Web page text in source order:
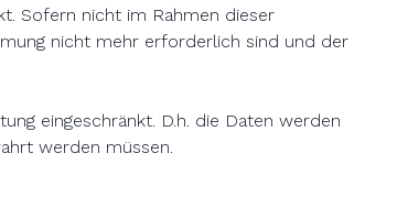
Sofern nicht im Rahmen dieser
nicht mehr erforderlich sind und der
eingeschränkt. D.h. die Daten werden
werden müssen.